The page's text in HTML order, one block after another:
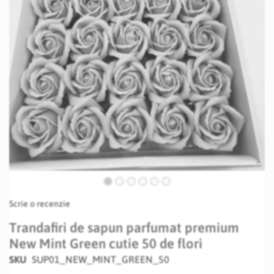
to
beginning
of
the
Scrie o recenzie
Trandafiri de sapun parfumat premium
New Mint Green cutie 50 de flori
SKU SUP01_NEW_MINT_GREEN_50